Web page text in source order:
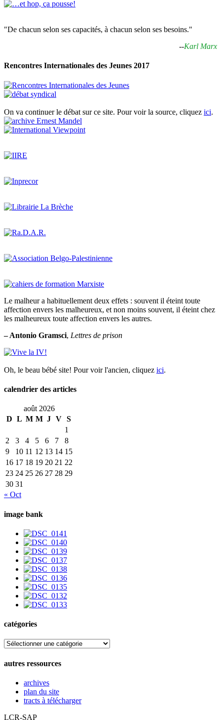
"De chacun selon ses capacités, à chacun selon ses besoins."
--Karl Marx
Rencontres Internationales des Jeunes 2017
On va continuer le débat sur ce site. Pour voir la source, cliquez ici.
Le malheur a habituellement deux effets : souvent il éteint toute
affection envers les malheureux, et non moins souvent, il éteint chez
les malheureux toute affection envers les autres.
– Antonio Gramsci, Lettres de prison
Oh, le beau bébé site! Pour voir l'ancien, cliquez ici.
calendrier des articles
août 2026
D L M M J V S
1
2
3 4 5 6 7
8
9
10 11 12 13 14 15
16 17 18 19 20 21 22
23 24 25 26 27 28 29
30 31
« Oct
image bank
catégories
catégories
autres ressources
archives
plan du site
tracts à télécharger
LCR-SAP